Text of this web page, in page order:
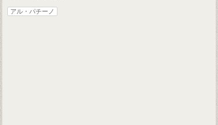
アル・パチーノ